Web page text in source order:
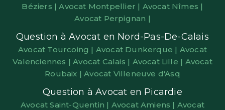
Béziers |Avocat Montpellier | Avocat Nîmes |
Avocat Perpignan |
Question à Avocat en Nord-Pas-De-Calais
Avocat Tourcoing | Avocat Dunkerque | Avocat
Valenciennes |Avocat Calais | Avocat Lille | Avocat
Roubaix |Avocat Villeneuve d'Asq
Question à Avocat en Picardie
Avocat Saint-Quentin | Avocat Amiens | Avocat